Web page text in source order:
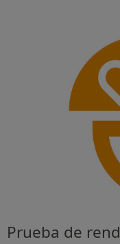
Prueba de